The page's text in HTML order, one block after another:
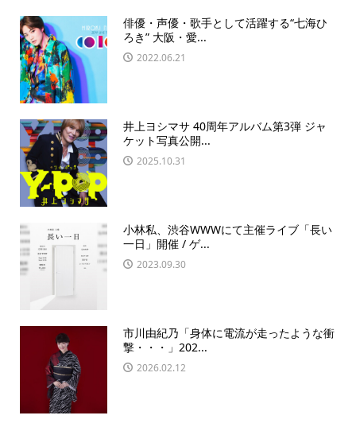
俳優・声優・歌手として活躍する“七海ひ
ろき” 大阪・愛...
2022.06.21
井上ヨシマサ 40周年アルバム第3弾 ジャ
ケット写真公開...
2025.10.31
小林私、渋谷WWWにて主催ライブ「長い
一日」開催 / ゲ...
2023.09.30
市川由紀乃「身体に電流が走ったような衝
撃・・・」202...
2026.02.12